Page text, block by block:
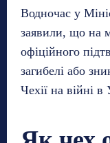
Водночас у
заявили, що на
офіційного
загибелі або
Чехії на війні в